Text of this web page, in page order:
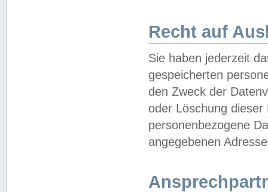
Recht auf
Sie haben jederzeit
gespeicherten
den Zweck der
oder Löschung
personenbezogene
angegebenen